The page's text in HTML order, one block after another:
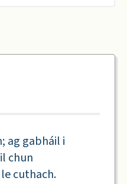
ag gabháil i
chun
cuthach.